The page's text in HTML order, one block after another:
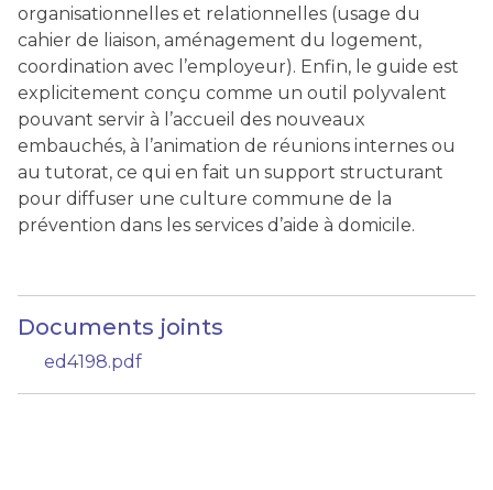
organisationnelles et relationnelles (usage du
cahier de liaison, aménagement du logement,
coordination avec l’employeur). Enfin, le guide est
explicitement conçu comme un outil polyvalent
pouvant servir à l’accueil des nouveaux
embauchés, à l’animation de réunions internes ou
au tutorat, ce qui en fait un support structurant
pour diffuser une culture commune de la
prévention dans les services d’aide à domicile.
Documents joints
ed4198.pdf